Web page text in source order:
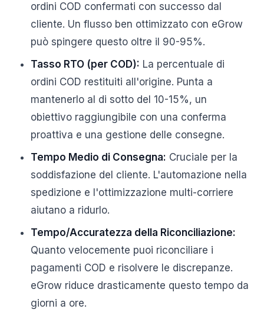
ordini COD confermati con successo dal
cliente. Un flusso ben ottimizzato con eGrow
può spingere questo oltre il 90-95%.
Tasso RTO (per COD): La percentuale di
ordini COD restituiti all'origine. Punta a
mantenerlo al di sotto del 10-15%, un
obiettivo raggiungibile con una conferma
proattiva e una gestione delle consegne.
Tempo Medio di Consegna: Cruciale per la
soddisfazione del cliente. L'automazione nella
spedizione e l'ottimizzazione multi-corriere
aiutano a ridurlo.
Tempo/Accuratezza della Riconciliazione:
Quanto velocemente puoi riconciliare i
pagamenti COD e risolvere le discrepanze.
eGrow riduce drasticamente questo tempo da
giorni a ore.